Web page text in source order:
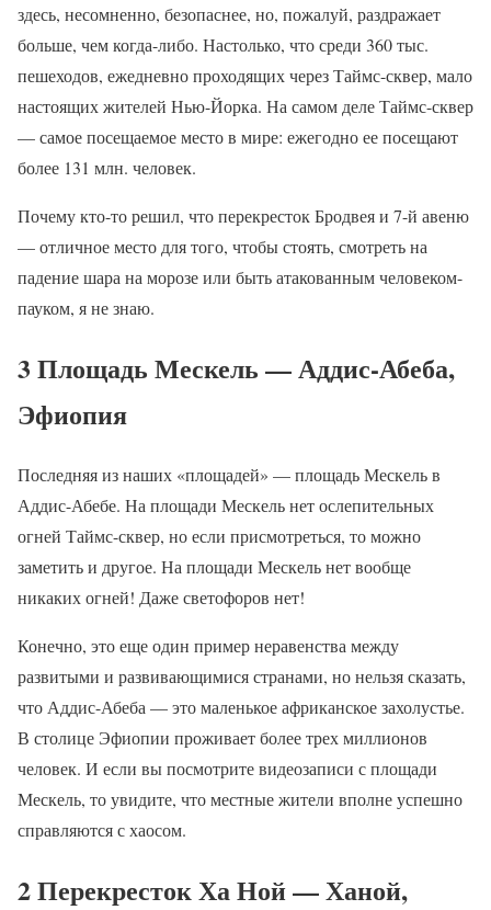
здесь, несомненно, безопаснее, но, пожалуй, раздражает
больше, чем когда-либо. Настолько, что среди 360 тыс.
пешеходов, ежедневно проходящих через Таймс-сквер, мало
настоящих жителей Нью-Йорка. На самом деле Таймс-сквер
— самое посещаемое место в мире: ежегодно ее посещают
более 131 млн. человек.
Почему кто-то решил, что перекресток Бродвея и 7-й авеню
— отличное место для того, чтобы стоять, смотреть на
падение шара на морозе или быть атакованным человеком-
пауком, я не знаю.
3 Площадь Мескель — Аддис-Абеба,
Эфиопия
Последняя из наших «площадей» — площадь Мескель в
Аддис-Абебе. На площади Мескель нет ослепительных
огней Таймс-сквер, но если присмотреться, то можно
заметить и другое. На площади Мескель нет вообще
никаких огней! Даже светофоров нет!
Конечно, это еще один пример неравенства между
развитыми и развивающимися странами, но нельзя сказать,
что Аддис-Абеба — это маленькое африканское захолустье.
В столице Эфиопии проживает более трех миллионов
человек. И если вы посмотрите видеозаписи с площади
Мескель, то увидите, что местные жители вполне успешно
справляются с хаосом.
2 Перекресток Ха Ной — Ханой,